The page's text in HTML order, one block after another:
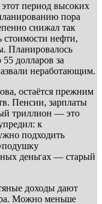
период высоких
пора
снижал так
нефти,
Планировалось
долларов за
неработающим.
остаётся прежним
Пенсии, зарплаты
триллион — это
к
подходить
деньгах — старый
доходы дают
Можно меньше